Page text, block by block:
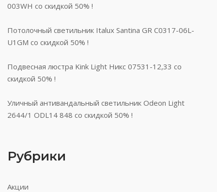
003WH со скидкой 50% !
Потолочный светильник Italux Santina GR C0317-06L-
U1GM со скидкой 50% !
Подвесная люстра Kink Light Никс 07531-12,33 со
скидкой 50% !
Уличный антивандальный светильник Odeon Light
2644/1 ODL14 848 со скидкой 50% !
Рубрики
Акции